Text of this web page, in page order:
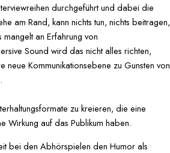
durchgeführt und dabei die
am Rand, kann nichts tun, nichts beitragen,
mangelt an Erfahrung von
Sound wird das nicht alles richten,
neue Kommunikationsebene zu Gunsten von
zu kreieren, die eine
Wirkung auf das Publikum haben.
bei den Abhörspielen den Humor als